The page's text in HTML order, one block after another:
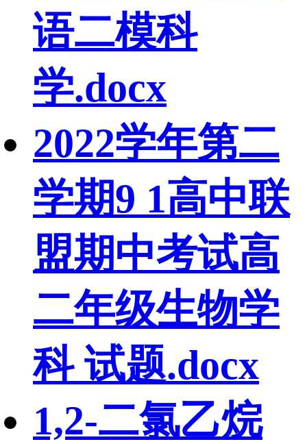
语二模科
学.docx
2022学年第二
学期9 1高中联
盟期中考试高
二年级生物学
科 试题.docx
1,2-二氯乙烷